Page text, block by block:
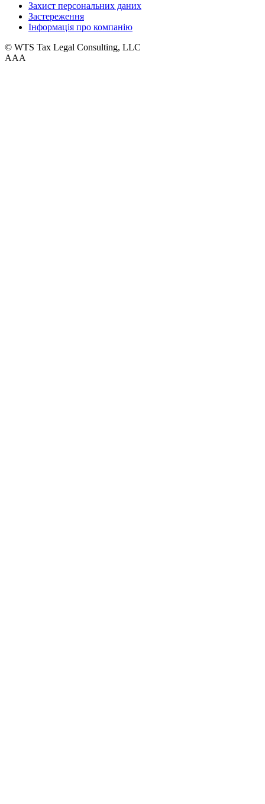
Захист персональних даних
Застереження
Інформація про компанію
© WTS Tax Legal Consulting, LLC
AAA